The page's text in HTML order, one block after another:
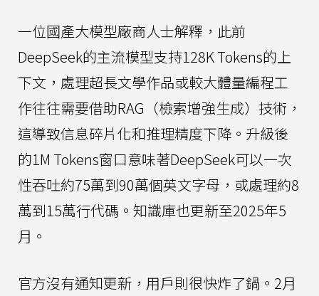
一位國產大模型廠商人士解釋，此前
DeepSeek的主流模型支持128K Tokens的上
下文，處理超長文學作品或較大體量編程工
作往往需要借助RAG（檢索增強生成）技術，
這導致信息碎片化和推理精度下降。升級後
的1M Tokens窗口意味著DeepSeek可以一次
性吞吐約75萬到90萬個英文字母，或處理約8
萬到15萬行代碼。知識庫也更新至2025年5
月。
官方沒有通知更新，用戶則很快炸了鍋。2月